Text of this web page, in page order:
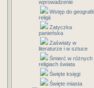
wprowadzenie
Wstęp do geografii
religii
Zatyczka
panieńska
Zaświaty w
literaturze i w sztuce
Śmierć w różnych
religiach świata
Święte księgi
Święte miasta